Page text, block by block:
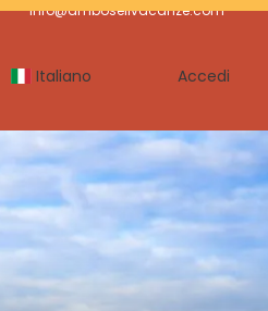
info@amboselivacanze.com
Italiano Accedi